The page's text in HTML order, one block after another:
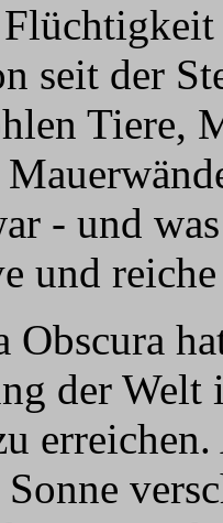
seit der
Tiere,
- und
und
Obscura
der